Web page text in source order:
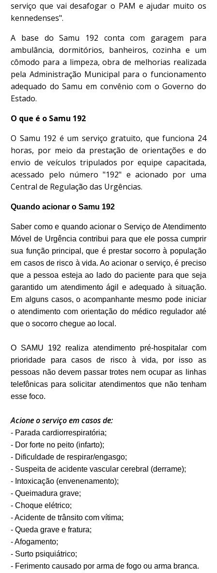
serviço que vai desafogar o PAM e ajudar muito os
kennedenses".
A base do Samu 192 conta com garagem para
ambulância, dormitórios, banheiros, cozinha e um
cômodo para a limpeza, obra de melhorias realizada
pela Administração Municipal para o funcionamento
adequado do Samu em convênio com o Governo do
Estado.
O que é o Samu 192
O Samu 192 é um serviço gratuito, que funciona 24
horas, por meio da prestação de orientações e do
envio de veículos tripulados por equipe capacitada,
acessado pelo número "192" e acionado por uma
Central de Regulação das Urgências.
Quando acionar o Samu 192
Saber como e quando acionar o Serviço de Atendimento
Móvel de Urgência contribui para que ele possa cumprir
sua função principal, que é prestar socorro à população
em casos de risco à vida. Ao acionar o serviço, é preciso
que a pessoa esteja ao lado do paciente para que seja
garantido um atendimento ágil e adequado à situação.
Em alguns casos, o acompanhante mesmo pode iniciar
o atendimento com orientação do médico regulador até
que o socorro chegue ao local.
O SAMU 192 realiza atendimento pré-hospitalar com
prioridade para casos de risco à vida, por isso as
pessoas não devem passar trotes nem ocupar as linhas
telefônicas para solicitar atendimentos que não tenham
esse foco.
Acione o serviço em casos de:
- Parada cardiorrespiratória;
- Dor forte no peito (infarto);
- Dificuldade de respirar/engasgo;
- Suspeita de acidente vascular cerebral (derrame);
- Intoxicação (envenenamento);
- Queimadura grave;
- Choque elétrico;
- Acidente de trânsito com vítima;
- Queda grave e fratura;
- Afogamento;
- Surto psiquiátrico;
- Ferimento causado por arma de fogo ou arma branca.